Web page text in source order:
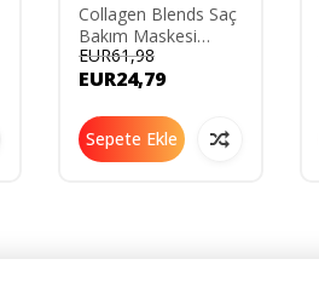
Collagen Blends Saç
Bakım Maskesi
Moisture Boom
Yoğun Nem Terapisi
EUR61,98
EUR24,79
Sepete Ekle